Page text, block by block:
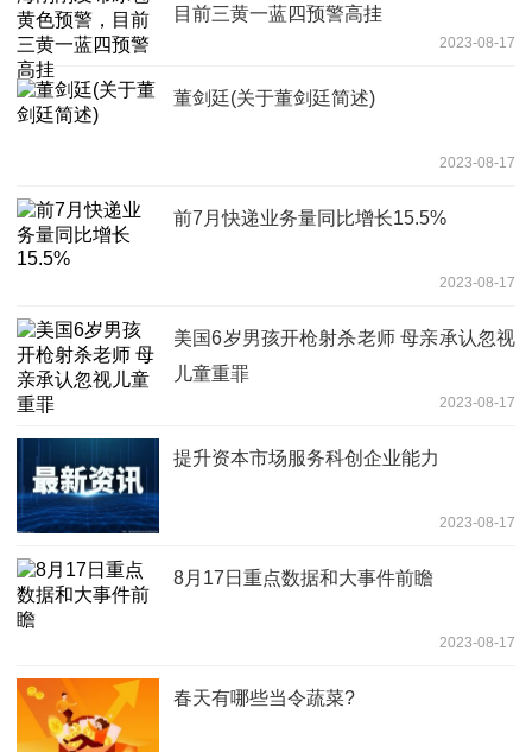
目前三黄一蓝四预警高挂
2023-08-17
董剑廷(关于董剑廷简述)
2023-08-17
前7月快递业务量同比增长15.5%
2023-08-17
美国6岁男孩开枪射杀老师 母亲承认忽视
儿童重罪
2023-08-17
提升资本市场服务科创企业能力
2023-08-17
8月17日重点数据和大事件前瞻
2023-08-17
春天有哪些当令蔬菜?